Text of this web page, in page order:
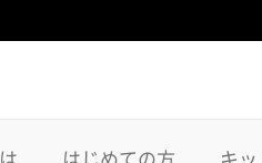
はじめての方 キ